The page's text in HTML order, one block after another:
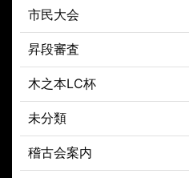
市民大会
昇段審査
木之本LC杯
未分類
稽古会案内